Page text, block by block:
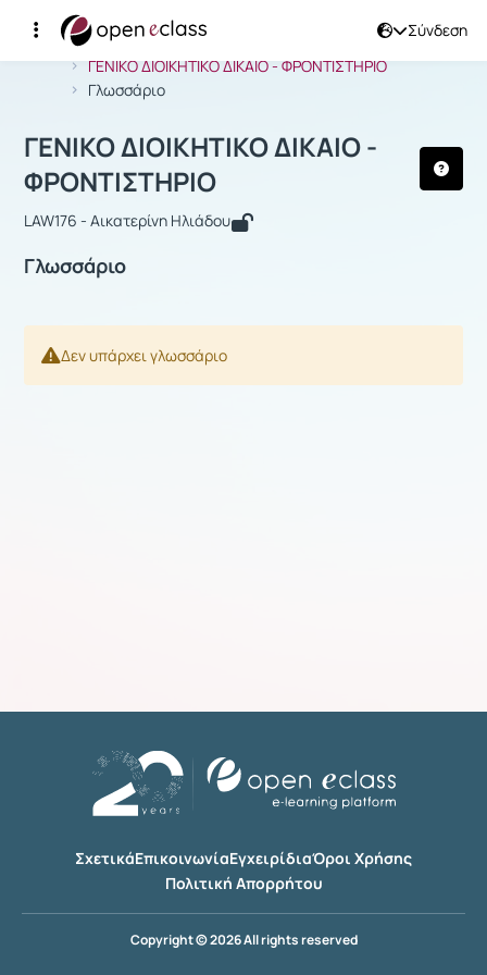
Σύνδεση
Αρχική Σελίδα
ΓΕΝΙΚΟ ΔΙΟΙΚΗΤΙΚΟ ΔΙΚΑΙΟ - ΦΡΟΝΤΙΣΤΗΡΙΟ
Γλωσσάριο
Μάθημα : ΓΕΝΙΚΟ ΔΙΟΙΚΗΤΙΚΟ
ΓΕΝΙΚΟ ΔΙΟΙΚΗΤΙΚΟ ΔΙΚΑΙΟ -
ΦΡΟΝΤΙΣΤΗΡΙΟ
LAW176 - Αικατερίνη Ηλιάδου
Γλωσσάριο
Δεν υπάρχει γλωσσάριο
ΣχετικάΕπικοινωνίαΕγχειρίδιαΌροι Χρήσης
Πολιτική Απορρήτου
Copyright © 2026 All rights reserved